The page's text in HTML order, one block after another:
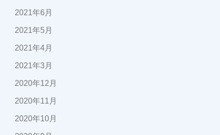
2021年6月
2021年5月
2021年4月
2021年3月
2020年12月
2020年11月
2020年10月